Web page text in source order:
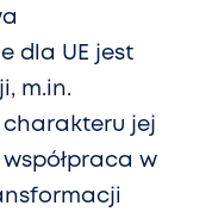
dla UE jest
m.in.
jej
w